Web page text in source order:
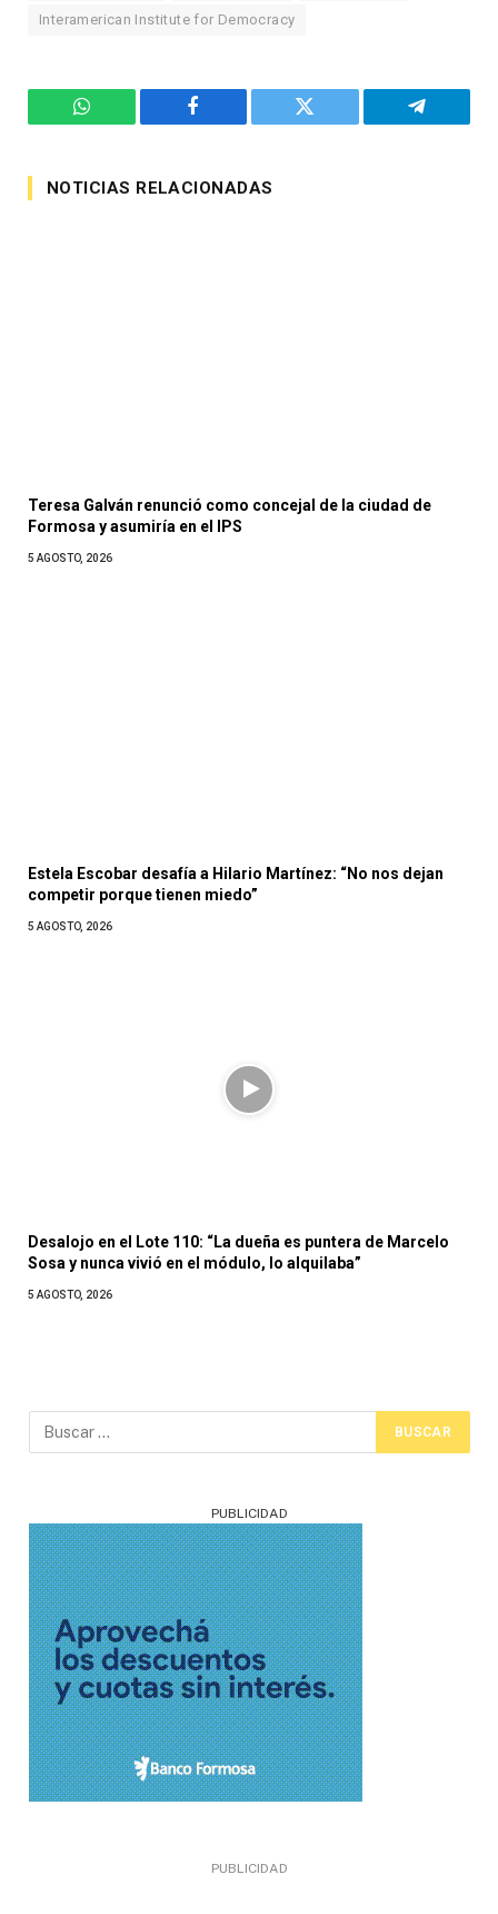
Interamerican Institute for Democracy
WhatsApp Facebook Twitter Telegram
NOTICIAS RELACIONADAS
Teresa Galván renunció como concejal de la ciudad de
Formosa y asumiría en el IPS
5 AGOSTO, 2026
Estela Escobar desafía a Hilario Martínez: “No nos dejan
competir porque tienen miedo”
5 AGOSTO, 2026
Desalojo en el Lote 110: “La dueña es puntera de Marcelo
Sosa y nunca vivió en el módulo, lo alquilaba”
5 AGOSTO, 2026
PUBLICIDAD
PUBLICIDAD